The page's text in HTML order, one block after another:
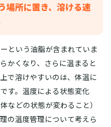
場所に置き、溶ける速
という油脂が含まれていま
かくなり、さらに温まると
で溶けやすいのは、体温に
す。温度による状態変化
などの状態が変わること）
の温度管理について考えら